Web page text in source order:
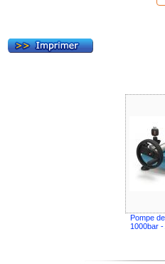
Pompe
1000bar -